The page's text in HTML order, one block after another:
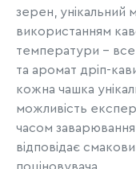
зерен, унікальний
використанням
температури –
та аромат дріп-
кожна чашка
можливість
часом
відповідає